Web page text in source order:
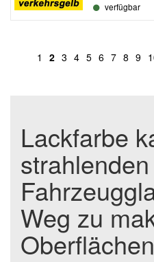
verfügbar
1 2 3 4 5 6 7 8 9
Lackfarbe
strahlenden
Weg zu
Oberflächen